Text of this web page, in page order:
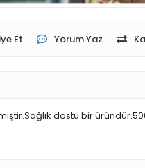
Et Yorum Yaz
dostu bir